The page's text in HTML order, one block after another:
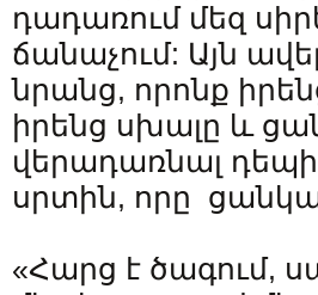
դադառում մեզ
ճանաչում: Այն
նրանց, որոնք
իրենց սխալը և
վերադառնալ
սրտին, որը
«Հարց է ծագում,